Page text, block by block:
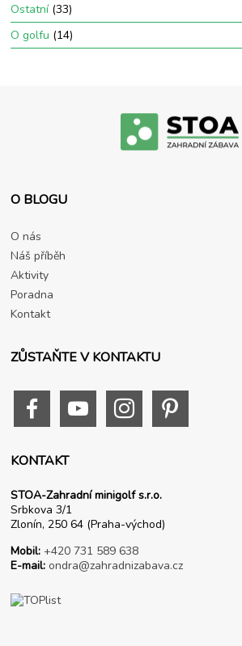
Ostatní(33)
O golfu (14)
O BLOGU
O nás
Náš příběh
Aktivity
Poradna
Kontakt
ZŮSTAŇTE V KONTAKTU
KONTAKT
STOA-Zahradní minigolf s.r.o.
Srbkova 3/1
Zlonín, 250 64 (Praha-východ)
Mobil: +420 731 589 638
E-mail: ondra@zahradnizabava.cz